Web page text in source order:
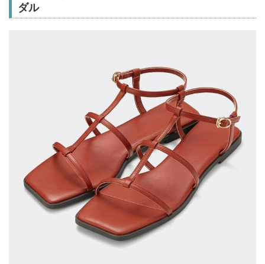
ダル